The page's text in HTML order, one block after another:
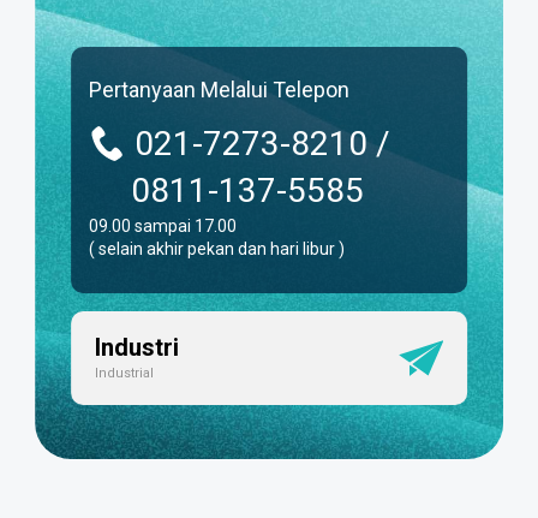
Pertanyaan Melalui Telepon
021-7273-8210 /
0811-137-5585
09.00 sampai 17.00
( selain akhir pekan dan hari libur )
Industri
Industrial